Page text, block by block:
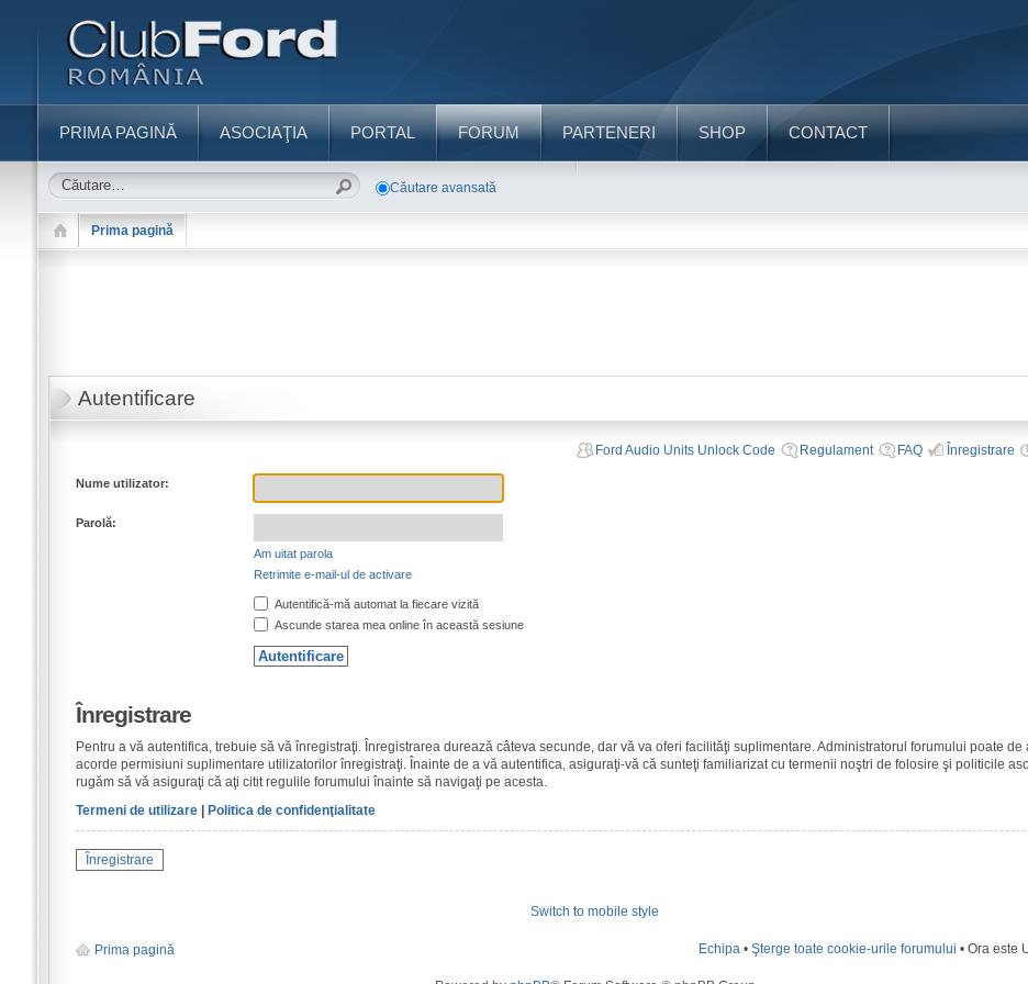
PRIMA PAGINĂ ASOCIAŢIA PORTAL FORUM PARTENERI SHOP CONTACT
Căutare avansată
Prima pagină
Autentificare
Ford Audio Units Unlock Code Regulament FAQ Înregistrare
Nume utilizator:
Parolă:
Am uitat parola
Retrimite e-mail-ul de activare
Autentifică-mă automat la fiecare vizită
Ascunde starea mea online în această sesiune
Înregistrare
Pentru a vă autentifica, trebuie să vă înregistraţi. Înregistrarea durează câteva secunde, dar vă va oferi facilităţi suplimentare. Administratorul forumului poate de
acorde permisiuni suplimentare utilizatorilor înregistraţi. Înainte de a vă autentifica, asiguraţi-vă că sunteţi familiarizat cu termenii noştri de folosire şi politicile
rugăm să vă asiguraţi că aţi citit regulile forumului înainte să navigaţi pe acesta.
Termeni de utilizare| Politica de confidenţialitate
Înregistrare
Switch to mobile style
Prima pagină Echipa •Şterge toate cookie-urile forumului • Ora este